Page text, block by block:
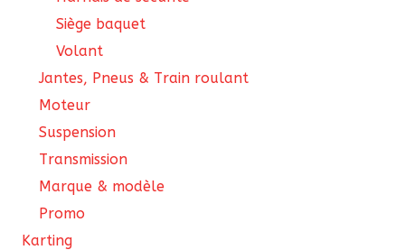
Siège baquet
Volant
Jantes, Pneus & Train roulant
Moteur
Suspension
Transmission
Marque & modèle
Promo
Karting